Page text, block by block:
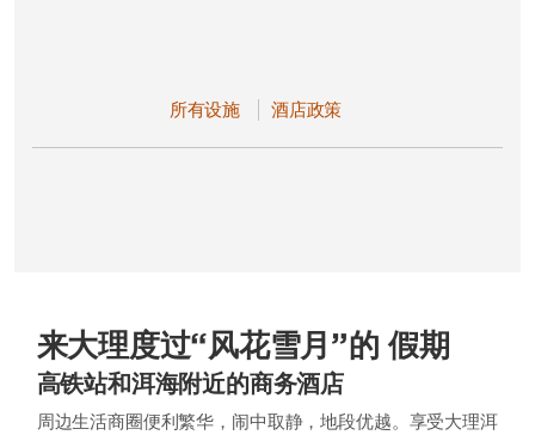
所有设施 酒店政策
来大理度过“风花雪月”的 假期
高铁站和洱海附近的商务酒店
周边生活商圈便利繁华，闹中取静，地段优越。享受大理洱